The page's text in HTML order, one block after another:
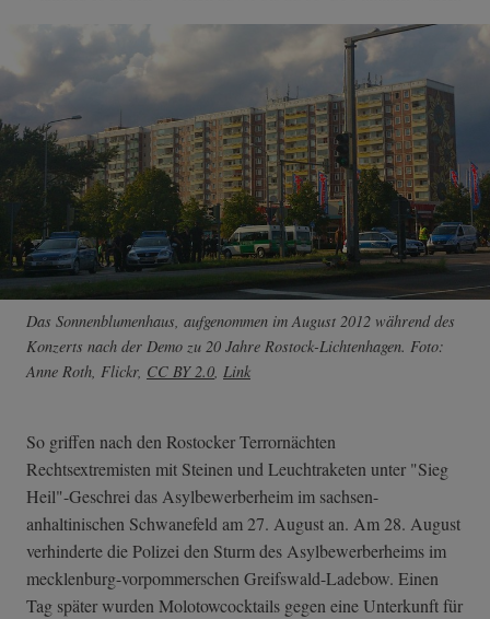
Das Sonnenblumenhaus, aufgenommen im August 2012 während des
Konzerts nach der Demo zu 20 Jahre Rostock-Lichtenhagen. Foto:
Anne Roth, Flickr, CC BY 2.0, Link
So griffen nach den Rostocker Terrornächten
Rechtsextremisten mit Steinen und Leuchtraketen unter "Sieg
Heil"-Geschrei das Asylbewerberheim im sachsen-
anhaltinischen Schwanefeld am 27. August an. Am 28. August
verhinderte die Polizei den Sturm des Asylbewerberheims im
mecklenburg-vorpommerschen Greifswald-Ladebow. Einen
Tag später wurden Molotowcocktails gegen eine Unterkunft für